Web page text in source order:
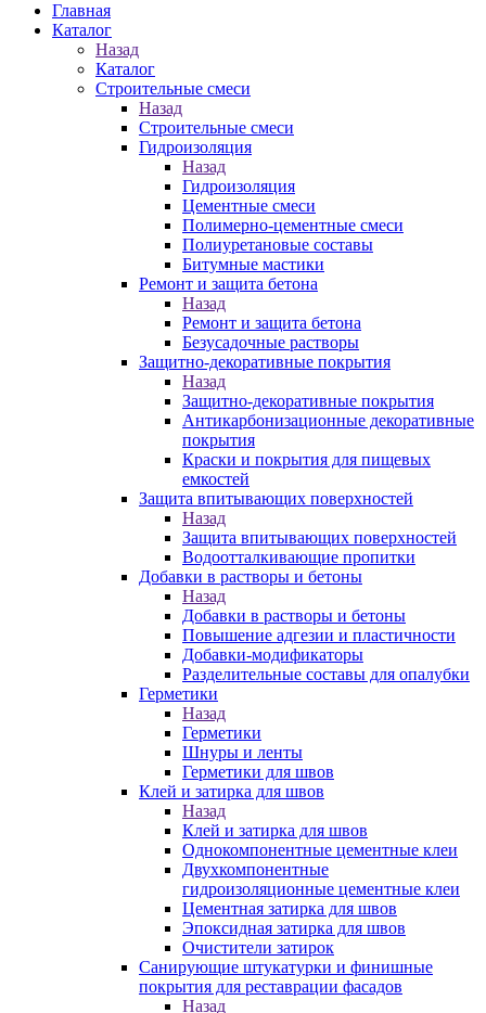
Главная
Каталог
Назад
Каталог
Строительные смеси
Назад
Строительные смеси
Гидроизоляция
Назад
Гидроизоляция
Цементные смеси
Полимерно-цементные смеси
Полиуретановые составы
Битумные мастики
Ремонт и защита бетона
Назад
Ремонт и защита бетона
Безусадочные растворы
Защитно-декоративные покрытия
Назад
Защитно-декоративные покрытия
Антикарбонизационные декоративные
покрытия
Краски и покрытия для пищевых
емкостей
Защита впитывающих поверхностей
Назад
Защита впитывающих поверхностей
Водоотталкивающие пропитки
Добавки в растворы и бетоны
Назад
Добавки в растворы и бетоны
Повышение адгезии и пластичности
Добавки-модификаторы
Разделительные составы для опалубки
Герметики
Назад
Герметики
Шнуры и ленты
Герметики для швов
Клей и затирка для швов
Назад
Клей и затирка для швов
Однокомпонентные цементные клеи
Двухкомпонентные
гидроизоляционные цементные клеи
Цементная затирка для швов
Эпоксидная затирка для швов
Очистители затирок
Санирующие штукатурки и финишные
покрытия для реставрации фасадов
Назад